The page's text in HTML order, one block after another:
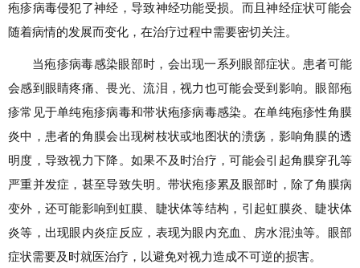
疱疹病毒侵犯了神经，导致神经功能受损。而且神经症状可能会
随着病情的发展而变化，在治疗过程中需要密切关注。
当疱疹病毒感染眼部时，会出现一系列眼部症状。患者可能
会感到眼睛疼痛、畏光、流泪，视力也可能会受到影响。眼部疱
疹常见于单纯疱疹病毒和带状疱疹病毒感染。在单纯疱疹性角膜
炎中，患者的角膜会出现树枝状或地图状的溃疡，影响角膜的透
明度，导致视力下降。如果不及时治疗，可能会引起角膜穿孔等
严重并发症，甚至导致失明。带状疱疹累及眼部时，除了角膜病
变外，还可能影响到虹膜、睫状体等结构，引起虹膜炎、睫状体
炎等，出现眼内炎症反应，表现为眼内充血、房水混浊等。眼部
症状需要及时就医治疗，以避免对视力造成不可逆的损害。